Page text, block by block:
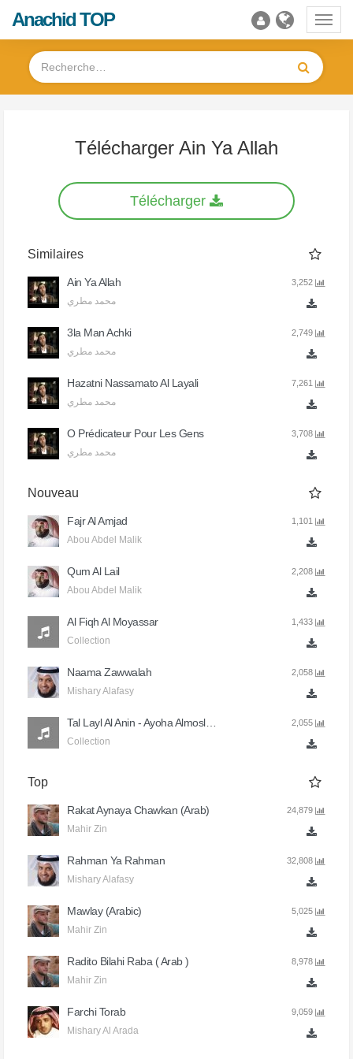
Anachid TOP
Télécharger Ain Ya Allah
Télécharger
Similaires
Ain Ya Allah
محمد مطري
3,252
3la Man Achki
محمد مطري
2,749
Hazatni Nassamato Al Layali
محمد مطري
7,261
O Prédicateur Pour Les Gens
محمد مطري
3,708
Nouveau
Fajr Al Amjad
Abou Abdel Malik
1,101
Qum Al Lail
Abou Abdel Malik
2,208
Al Fiqh Al Moyassar
Collection
1,433
Naama Zawwalah
Mishary Alafasy
2,058
Tal Layl Al Anin - Ayoha Almoslimoun
Collection
2,055
Top
Rakat Aynaya Chawkan (Arab)
Mahir Zin
24,879
Rahman Ya Rahman
Mishary Alafasy
32,808
Mawlay (Arabic)
Mahir Zin
5,025
Radito Bilahi Raba ( Arab )
Mahir Zin
8,978
Farchi Torab
Mishary Al Arada
9,059